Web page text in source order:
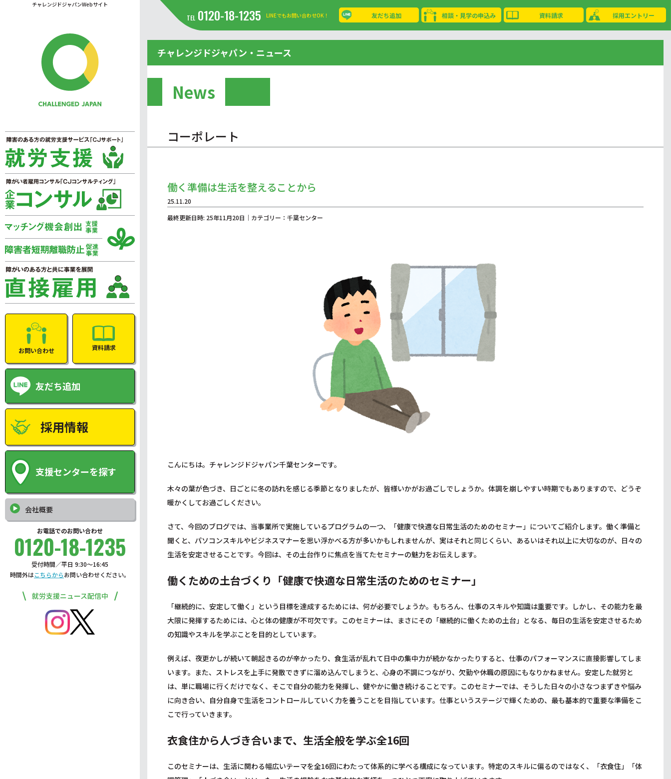
チャレンジドジャパンWebサイト
お問い合わせ 資料請求
友だち追加
採用情報
支援センターを探す
会社概要
お電話でのお問い合わせ
0120-18-1235
受付時間／平日 9:30〜16:45
時間外はこちらからお問い合わせください。
就労支援ニュース配信中
TEL 0120-18-1235 LINEでもお問い合わせOK！ 友だち追加 相談・見学の申込み 資料請求 採用エントリー
チャレンジドジャパン・ニュース
News
コーポレート
働く準備は生活を整えることから
25.11.20
最終更新日時: 25年11月20日｜カテゴリー：千葉センター
こんにちは。チャレンジドジャパン千葉センターです。
木々の葉が色づき、日ごとに冬の訪れを感じる季節となりましたが、皆様いかがお過ごしでしょうか。体調を崩しやすい時期でもありますので、どうぞ
暖かくしてお過ごしください。
さて、今回のブログでは、当事業所で実施しているプログラムの一つ、「健康で快適な日常生活のためのセミナー」についてご紹介します。働く準備と
聞くと、パソコンスキルやビジネスマナーを思い浮かべる方が多いかもしれませんが、実はそれと同じくらい、あるいはそれ以上に大切なのが、日々の
生活を安定させることです。今回は、その土台作りに焦点を当てたセミナーの魅力をお伝えします。
働くための土台づくり「健康で快適な日常生活のためのセミナー」
「継続的に、安定して働く」という目標を達成するためには、何が必要でしょうか。もちろん、仕事のスキルや知識は重要です。しかし、その能力を最
大限に発揮するためには、心と体の健康が不可欠です。このセミナーは、まさにその「継続的に働くための土台」となる、毎日の生活を安定させるため
の知識やスキルを学ぶことを目的としています。
例えば、夜更かしが続いて朝起きるのが辛かったり、食生活が乱れて日中の集中力が続かなかったりすると、仕事のパフォーマンスに直接影響してしま
います。また、ストレスを上手に発散できずに溜め込んでしまうと、心身の不調につながり、欠勤や休職の原因にもなりかねません。安定した就労と
は、単に職場に行くだけでなく、そこで自分の能力を発揮し、健やかに働き続けることです。このセミナーでは、そうした日々の小さなつまずきや悩み
に向き合い、自分自身で生活をコントロールしていく力を養うことを目指しています。仕事というステージで輝くための、最も基本的で重要な準備をこ
こで行っていきます。
衣食住から人づき合いまで、生活全般を学ぶ全16回
このセミナーは、生活に関わる幅広いテーマを全16回にわたって体系的に学べる構成になっています。特定のスキルに偏るのではなく、「衣食住」「体